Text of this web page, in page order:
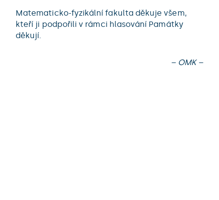
Matematicko-fyzikální fakulta děkuje všem,
kteří ji podpořili v rámci hlasování Památky
děkují.
– OMK –